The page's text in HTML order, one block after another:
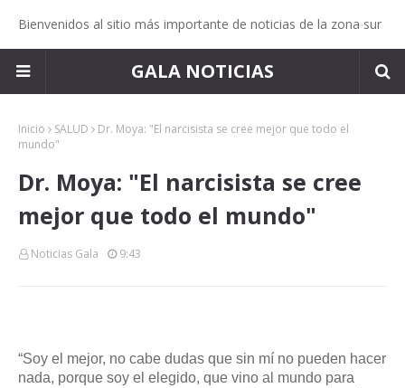
Bienvenidos al sitio más importante de noticias de la zona sur
GALA NOTICIAS
Inicio SALUD
Dr. Moya: "El narcisista se cree mejor que todo el
mundo"
Dr. Moya: "El narcisista se cree
mejor que todo el mundo"
Noticias Gala 9:43
“Soy el mejor, no cabe dudas que sin mí no pueden hacer
nada, porque soy el elegido, que vino al mundo para